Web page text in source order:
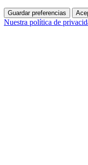
Guardar preferencias
Nuestra política de